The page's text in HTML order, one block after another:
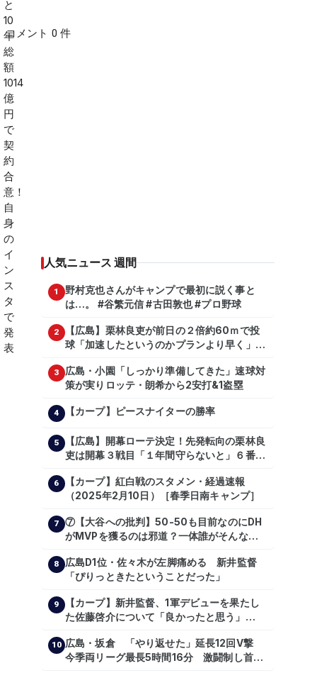
コメント 0 件
人気ニュース 週間
1
野村克也さんがキャンプで最初に説く事と
は…。 #谷繁元信 #古田敦也 #プロ野球
2
【広島】栗林良吏が前日の２倍約60ｍで投
球「加速したというのかプランより早く」自
3
広島・小園「しっかり準備してきた」速球対
策が実りロッテ・朗希から2安打&1盗塁
4 【カープ】ピースナイターの勝率
5
【広島】開幕ローテ決定！先発転向の栗林良
吏は開幕３戦目「１年間守らないと」６番手
6
【カープ】紅白戦のスタメン・経過速報
（2025年2月10日）［春季日南キャンプ］
7
⑦【大谷への批判】50-50も目前なのにDH
がMVPを獲るのは邪道？一体誰がそんな事
【shoheiohtani】【池田親興】【高橋慶
彦】【広島東洋カープ】【プロ野球】
8
広島D1位・佐々木が左脚痛める 新井監督
「ぴりっときたということだった」
9
【カープ】新井監督、1軍デビューを果たし
た佐藤啓介について「良かったと思う」
10 広島・坂倉 「やり返せた」延長12回V撃
今季両リーグ最長5時間16分 激闘制し首位